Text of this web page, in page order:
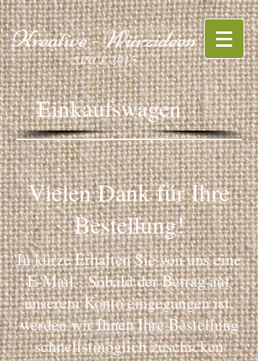
Kreative - Würzideen
SINCE 2015
Einkaufswagen
Vielen Dank für Ihre
Bestellung!
In kürze Erhalten Sie von uns eine
E-Mail . Sobald der Betrag auf
unserem Konto eingegangen ist,
werden wir Ihnen Ihre Bestellung
schnellstmöglich zuschicken